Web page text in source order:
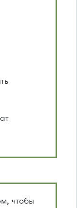
чтобы